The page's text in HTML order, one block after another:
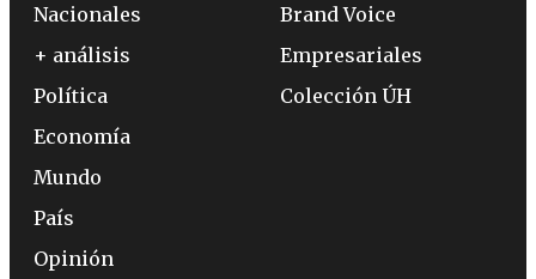
Nacionales
+ análisis
Política
Economía
Mundo
País
Opinión
Brand Voice
Empresariales
Colección ÚH